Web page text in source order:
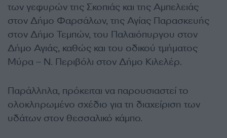
των γεφυρών της Σκοπιάς και της Αμπελειάς
στον Δήμο Φαρσάλων, της Αγίας Παρασκευής
στον Δήμο Τεμπών, του Παλαιόπυργου στον
Δήμο Αγιάς, καθώς και του οδικού τμήματος
Μύρα – Ν. Περιβόλι στον Δήμο Κιλελέρ.
Παράλληλα, πρόκειται να παρουσιαστεί το
ολοκληρωμένο σχέδιο για τη διαχείριση των
υδάτων στον θεσσαλικό κάμπο.